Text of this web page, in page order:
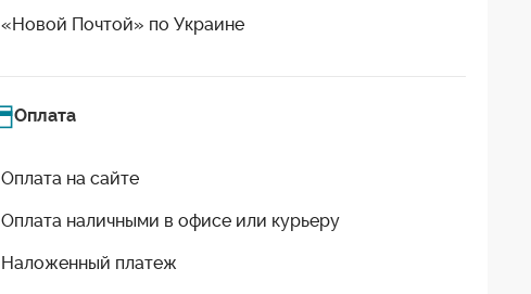
«Новой Почтой» по Украине
Оплата
Оплата на сайте
Оплата наличными в офисе или курьеру
Наложенный платеж